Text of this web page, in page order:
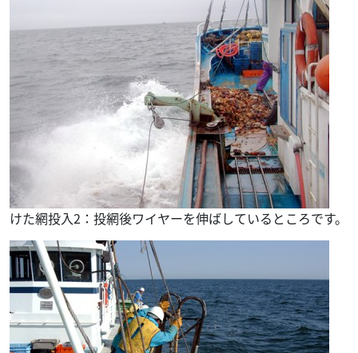
けた網投入2：投網後ワイヤーを伸ばしているところです。